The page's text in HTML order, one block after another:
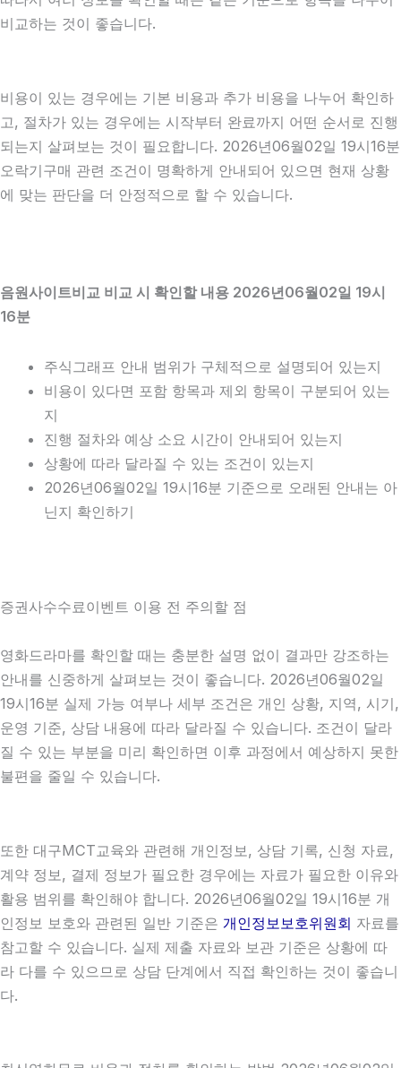
비교하는 것이 좋습니다.
비용이 있는 경우에는 기본 비용과 추가 비용을 나누어 확인하
고, 절차가 있는 경우에는 시작부터 완료까지 어떤 순서로 진행
되는지 살펴보는 것이 필요합니다. 2026년06월02일 19시16분
오락기구매 관련 조건이 명확하게 안내되어 있으면 현재 상황
에 맞는 판단을 더 안정적으로 할 수 있습니다.
음원사이트비교 비교 시 확인할 내용 2026년06월02일 19시
16분
주식그래프 안내 범위가 구체적으로 설명되어 있는지
비용이 있다면 포함 항목과 제외 항목이 구분되어 있는
지
진행 절차와 예상 소요 시간이 안내되어 있는지
상황에 따라 달라질 수 있는 조건이 있는지
2026년06월02일 19시16분 기준으로 오래된 안내는 아
닌지 확인하기
증권사수수료이벤트 이용 전 주의할 점
영화드라마를 확인할 때는 충분한 설명 없이 결과만 강조하는
안내를 신중하게 살펴보는 것이 좋습니다. 2026년06월02일
19시16분 실제 가능 여부나 세부 조건은 개인 상황, 지역, 시기,
운영 기준, 상담 내용에 따라 달라질 수 있습니다. 조건이 달라
질 수 있는 부분을 미리 확인하면 이후 과정에서 예상하지 못한
불편을 줄일 수 있습니다.
또한 대구MCT교육와 관련해 개인정보, 상담 기록, 신청 자료,
계약 정보, 결제 정보가 필요한 경우에는 자료가 필요한 이유와
활용 범위를 확인해야 합니다. 2026년06월02일 19시16분 개
인정보 보호와 관련된 일반 기준은 개인정보보호위원회 자료를
참고할 수 있습니다. 실제 제출 자료와 보관 기준은 상황에 따
라 다를 수 있으므로 상담 단계에서 직접 확인하는 것이 좋습니
다.